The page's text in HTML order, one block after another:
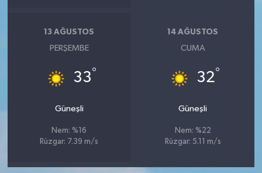
13 AĞUSTOS
PERŞEMBE
33°
Güneşli
Nem: %16
Rüzgar: 7.39 m/s
14 AĞUSTOS
CUMA
32°
Güneşli
Nem: %22
Rüzgar: 5.11 m/s